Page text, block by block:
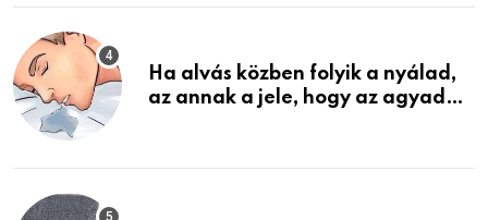
életemet
Ha alvás közben folyik a nyálad,
az annak a jele, hogy az agyad…